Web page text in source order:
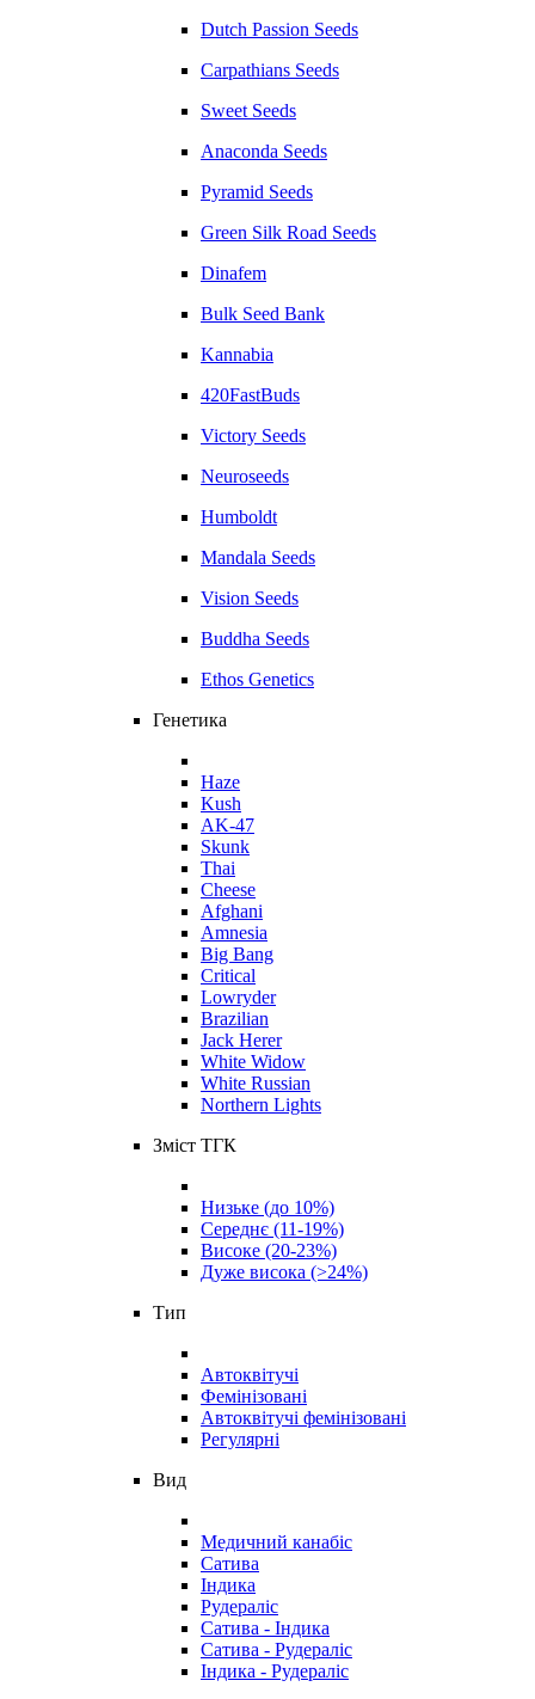
Dutch Passion Seeds
Carpathians Seeds
Sweet Seeds
Anaconda Seeds
Pyramid Seeds
Green Silk Road Seeds
Dinafem
Bulk Seed Bank
Kannabia
420FastBuds
Victory Seeds
Neuroseeds
Humboldt
Mandala Seeds
Vision Seeds
Buddha Seeds
Ethos Genetics
Генетика
Haze
Kush
AK-47
Skunk
Thai
Cheese
Afghani
Amnesia
Big Bang
Critical
Lowryder
Brazilian
Jack Herer
White Widow
White Russian
Northern Lights
Зміст ТГК
Низьке (до 10%)
Середнє (11-19%)
Високе (20-23%)
Дуже висока (>24%)
Тип
Автоквітучі
Фемінізовані
Автоквітучі фемінізовані
Регулярні
Вид
Медичний канабіс
Сатива
Індика
Рудераліс
Сатива - Індика
Сатива - Рудераліс
Індика - Рудераліс